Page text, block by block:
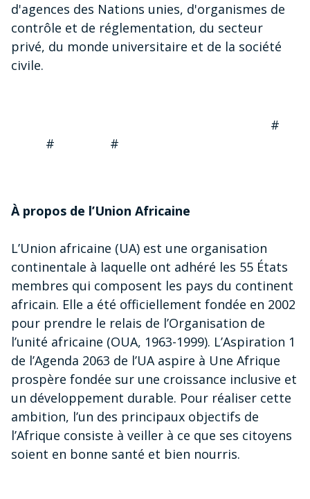
d'agences des Nations unies, d'organismes de
contrôle et de réglementation, du secteur
privé, du monde universitaire et de la société
civile.
#
# #
À propos de l’Union Africaine
L’Union africaine (UA) est une organisation
continentale à laquelle ont adhéré les 55 États
membres qui composent les pays du continent
africain. Elle a été officiellement fondée en 2002
pour prendre le relais de l’Organisation de
l’unité africaine (OUA, 1963-1999). L’Aspiration 1
de l’Agenda 2063 de l’UA aspire à Une Afrique
prospère fondée sur une croissance inclusive et
un développement durable. Pour réaliser cette
ambition, l’un des principaux objectifs de
l’Afrique consiste à veiller à ce que ses citoyens
soient en bonne santé et bien nourris.